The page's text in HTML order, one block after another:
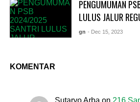
PENGUMUMAN
LULUS JALUR
gn - Dec 15, 2023
KOMENTAR
Sutaryo Arba on 216